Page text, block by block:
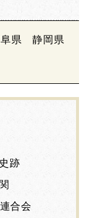
県 静岡県
跡
合会